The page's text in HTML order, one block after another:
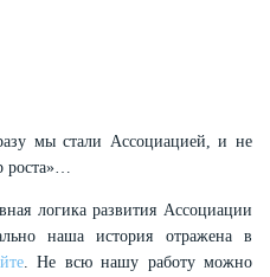
мы стали Ассоциацией, и не
роста»…
логика развития Ассоциации
наша история отражена в
. Не всю нашу работу можно